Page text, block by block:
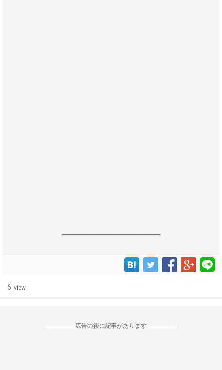
------------------------------------------------------------------
6 view
--------------------広告の後に記事があります--------------------